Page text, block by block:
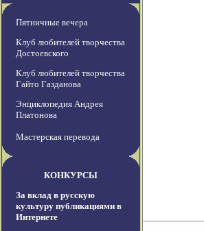
Пятничные вечера
Клуб любителей творчества
Достоевского
Клуб любителей творчества
Гайто Газданова
Энциклопедия Андрея
Платонова
Мастерская перевода
КОНКУРСЫ
За вклад в русскую
культуру публикациями в
Интернете